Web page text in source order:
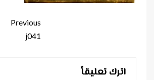
Previous
j041
اترك تعليقاً